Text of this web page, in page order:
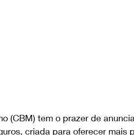
(CBM) tem o prazer de
criada para oferecer mais